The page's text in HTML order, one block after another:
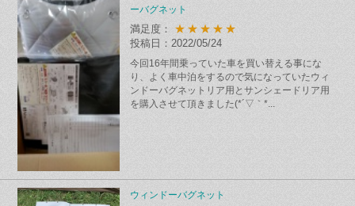
ーバグネット
満足度： ★★★★★
投稿日：2022/05/24
今回16年間乗っていた車を買い替える事にな
り、よく車中泊をするので気になっていたウィ
ンドーバグネットリア用とサンシェードリア用
を購入させて頂きました(*´▽｀*...
ウィンドーバグネット